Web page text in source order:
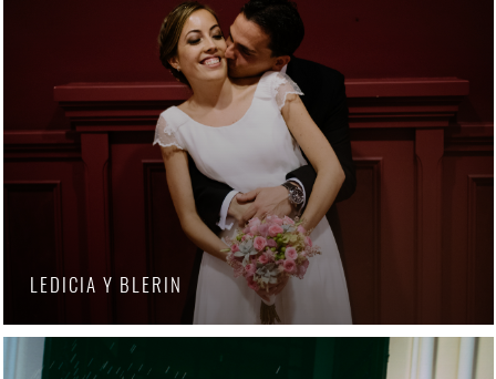
LEDICIA Y BLERIN